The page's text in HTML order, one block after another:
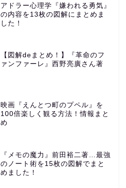
アドラー心理学『嫌われる勇気』
の内容を13枚の図解にまとめま
した！
【図解deまとめ！】『革命のフ
ァンファーレ』西野亮廣さん著
映画『えんとつ町のプペル』を
100倍楽しく観る方法！情報まと
め
『メモの魔力』前田裕二著…最強
のノート術を15枚の図解でまと
めました！